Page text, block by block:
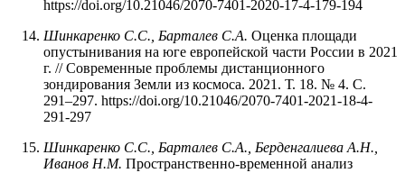
https://doi.org/10.21046/2070-7401-2020-17-4-179-194
Шинкаренко С.С., Барталев С.А. Оценка площади
опустынивания на юге европейской части России в 2021
г. // Современные проблемы дистанционного
зондирования Земли из космоса. 2021. Т. 18. № 4. С.
291–297. https://doi.org/10.21046/2070-7401-2021-18-4-
291-297
Шинкаренко С.С., Барталев С.А., Берденгалиева А.Н.,
Иванов Н.М. Пространственно-временной анализ